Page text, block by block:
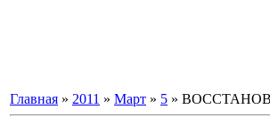
Главная » 2011 » Март » 5 »